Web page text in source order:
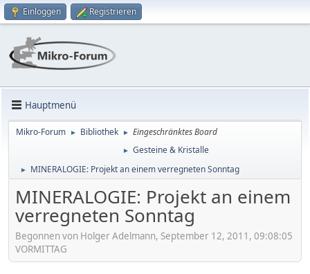
Einloggen Registrieren
Hauptmenü
Mikro-Forum ► Bibliothek ► Eingeschränktes Board
► Gesteine & Kristalle
► MINERALOGIE: Projekt an einem verregneten Sonntag
MINERALOGIE: Projekt an einem
verregneten Sonntag
Begonnen von Holger Adelmann, September 12, 2011, 09:08:05
VORMITTAG